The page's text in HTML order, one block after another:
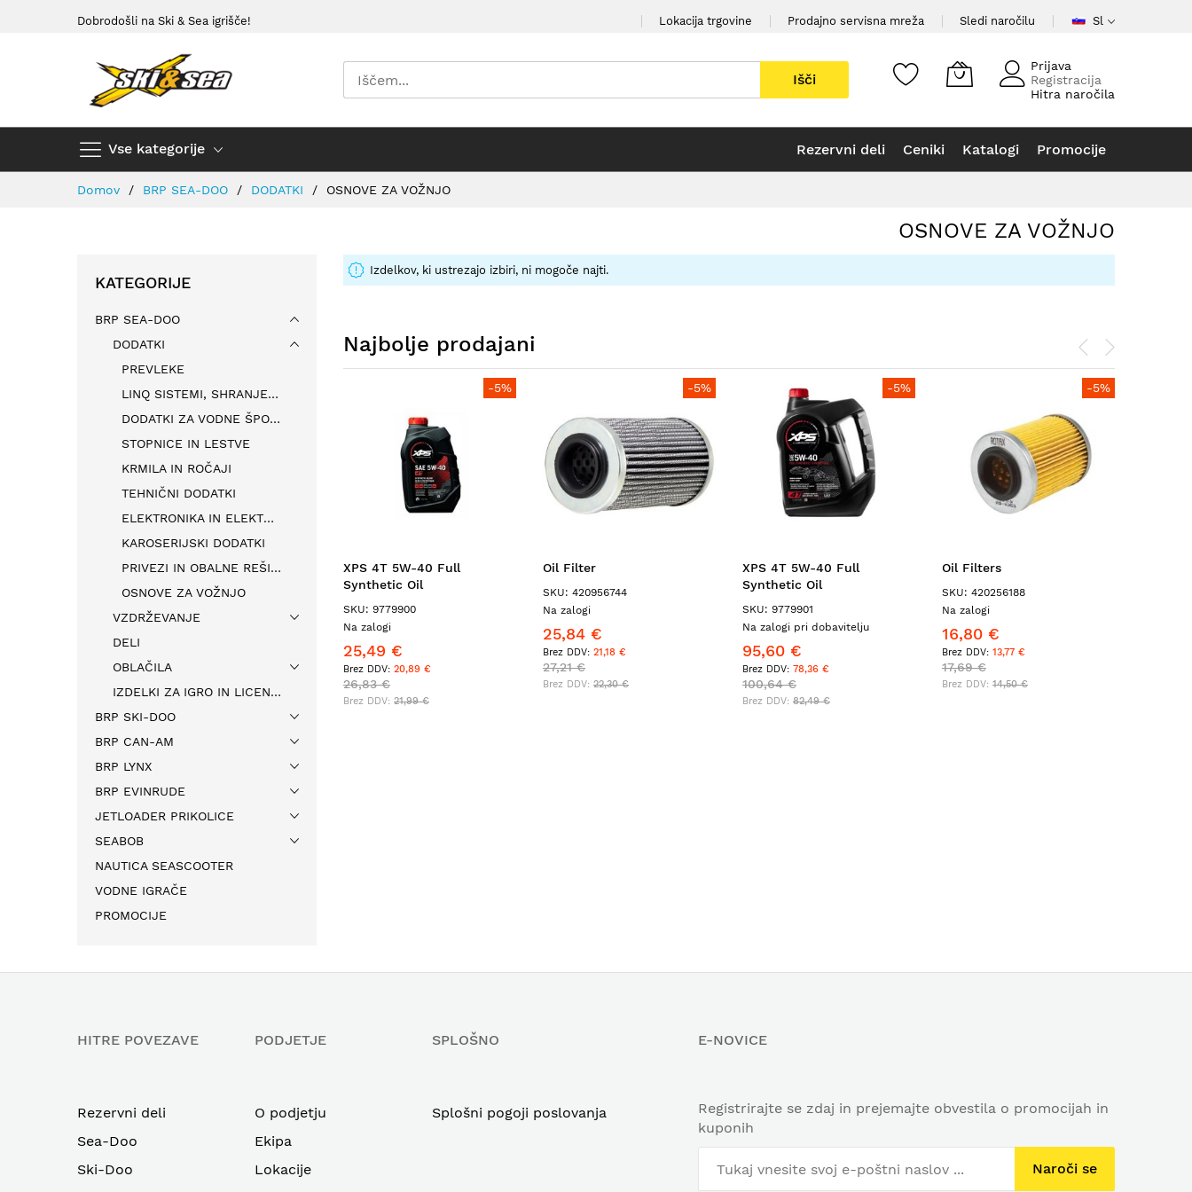
Dobrodošli na Ski & Sea igrišče! Lokacija trgovine Prodajno servisna mreža Sledi naročilu Sl
Vse kategorije
Išči
Prijava
Registracija
Hitra naročila
Rezervni deli Ceniki Katalogi Promocije
Domov BRP SEA-DOO DODATKI OSNOVE ZA VOŽNJO
OSNOVE ZA VOŽNJO
Izdelkov, ki ustrezajo izbiri, ni mogoče najti.
Najbolje prodajani
-5%
XPS 4T 5W-40 Full
Synthetic Oil
SKU: 9779900
Na zalogi
25,49 €
20,89 €
26,83 €
21,99 €
-5%
Oil Filter
SKU: 420956744
Na zalogi
25,84 €
21,18 €
27,21 €
22,30 €
-5%
XPS 4T 5W-40 Full
Synthetic Oil
SKU: 9779901
Na zalogi pri dobavitelju
95,60 €
78,36 €
100,64 €
82,49 €
-5%
Oil Filters
SKU: 420256188
Na zalogi
16,80 €
13,77 €
17,69 €
14,50 €
KATEGORIJE
BRP SEA-DOO
DODATKI
PREVLEKE
LINQ SISTEMI, SHRANJEVALNE TORBE
DODATKI ZA VODNE ŠPORTE
STOPNICE IN LESTVE
KRMILA IN ROČAJI
TEHNIČNI DODATKI
ELEKTRONIKA IN ELEKTRIČNI DODATKI
KAROSERIJSKI DODATKI
PRIVEZI IN OBALNE REŠITVE
OSNOVE ZA VOŽNJO
VZDRŽEVANJE
DELI
OBLAČILA
IZDELKI ZA IGRO IN LICENCE
BRP SKI-DOO
BRP CAN-AM
BRP LYNX
BRP EVINRUDE
JETLOADER PRIKOLICE
SEABOB
NAUTICA SEASCOOTER
VODNE IGRAČE
PROMOCIJE
HITRE POVEZAVE
Rezervni deli
Sea-Doo
Ski-Doo
PODJETJE
O podjetju
Ekipa
Lokacije
SPLOŠNO
Splošni pogoji poslovanja
E-NOVICE
Registrirajte se zdaj in prejemajte obvestila o promocijah in
kuponih
Naroči se